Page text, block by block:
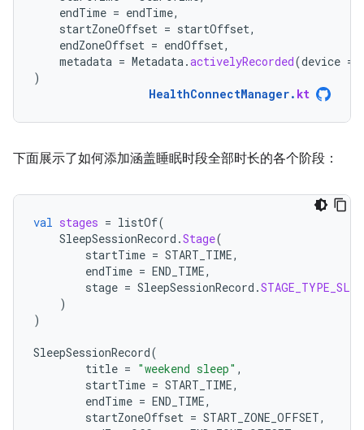
endTime = endTime,
startZoneOffset = startOffset,
endZoneOffset = endOffset,
metadata = Metadata.activelyRecorded(device =
)
HealthConnectManager. kt
下面展示了如何添加涵盖睡眠时段全部时长的各个阶段：
val stages = listOf(
SleepSessionRecord .Stage(
startTime = START_TIME,
endTime = END_TIME,
stage = SleepSessionRecord .
)
)
SleepSessionRecord(
title = "weekend sleep" ,
startTime = START_TIME,
endTime = END_TIME,
startZoneOffset = START_ZONE_OFFSET,